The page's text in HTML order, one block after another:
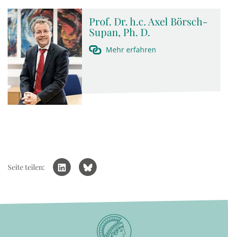
Prof. Dr. h.c. Axel Börsch-
Supan, Ph. D.
Mehr erfahren
Seite teilen: